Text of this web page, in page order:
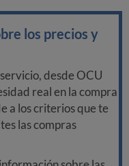
los precios y
desde OCU
real en la compra
a los criterios que te
las compras